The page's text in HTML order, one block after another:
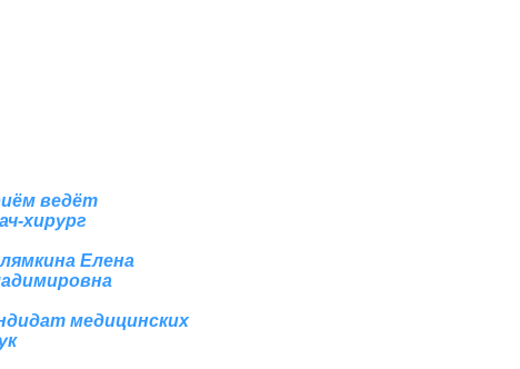
ведёт
хирург
Елена
медицинских